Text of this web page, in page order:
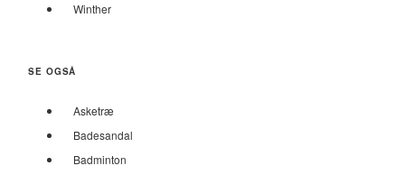
Winther
SE OGSÅ
Asketræ
Badesandal
Badminton